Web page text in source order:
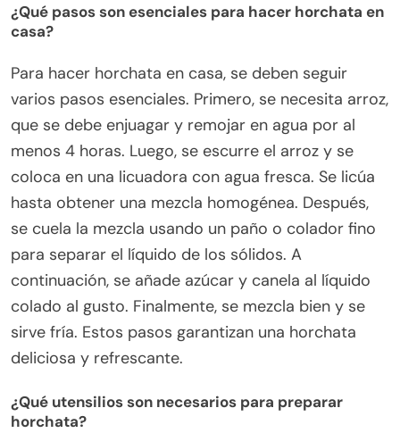
¿Qué pasos son esenciales para hacer horchata en
casa?
Para hacer horchata en casa, se deben seguir
varios pasos esenciales. Primero, se necesita arroz,
que se debe enjuagar y remojar en agua por al
menos 4 horas. Luego, se escurre el arroz y se
coloca en una licuadora con agua fresca. Se licúa
hasta obtener una mezcla homogénea. Después,
se cuela la mezcla usando un paño o colador fino
para separar el líquido de los sólidos. A
continuación, se añade azúcar y canela al líquido
colado al gusto. Finalmente, se mezcla bien y se
sirve fría. Estos pasos garantizan una horchata
deliciosa y refrescante.
¿Qué utensilios son necesarios para preparar
horchata?